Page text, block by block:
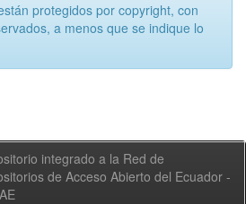
protegidos por copyright, con
a menos que se indique lo
integrado a la Red de
de Acceso Abierto del Ecuador -